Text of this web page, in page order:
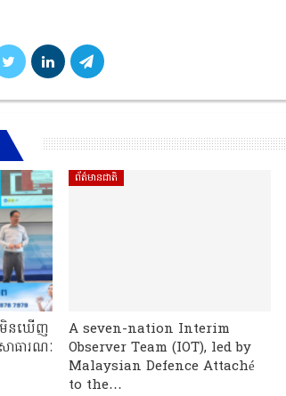
មិនឃើញ
ធារណៈ
ព័ត៌មានជាតិ
A seven-nation Interim
Observer Team (IOT), led by
Malaysian Defence Attaché
to the…